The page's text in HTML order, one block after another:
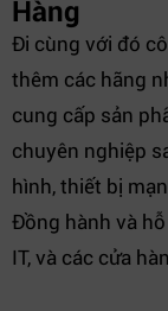
Hàng
Đi cùng với đó
thêm các hãng
cung cấp sản
chuyên nghiệp
hình, thiết bị
Đồng hành và
IT, và các cửa